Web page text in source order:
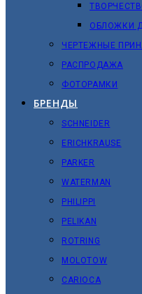
ОБЛОЖКИ
ЧЕРТЕЖНЫЕ
РАСПРОДАЖА
ФОТОРАМКИ
БРЕНДЫ
SCHNEIDER
ERICHKRAUSE
PARKER
WATERMAN
PHILIPPI
PELIKAN
ROTRING
MOLOTOW
CARIOCA